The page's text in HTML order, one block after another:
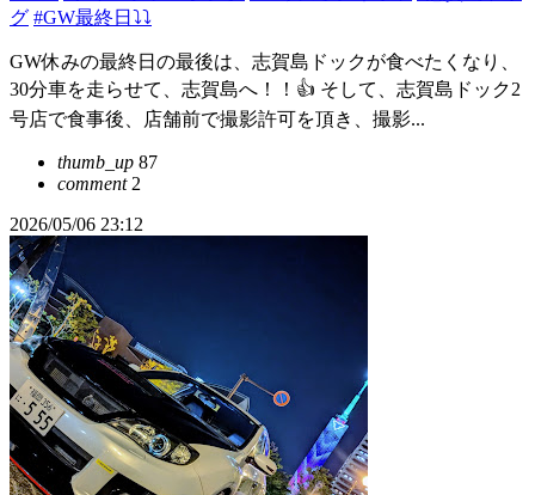
グ #GW最終日⤵︎⤵︎
GW休みの最終日の最後は、志賀島ドックが食べたくなり、
30分車を走らせて、志賀島へ！！👍 そして、志賀島ドック2
号店で食事後、店舗前で撮影許可を頂き、撮影...
thumb_up 87
comment2
2026/05/06 23:12